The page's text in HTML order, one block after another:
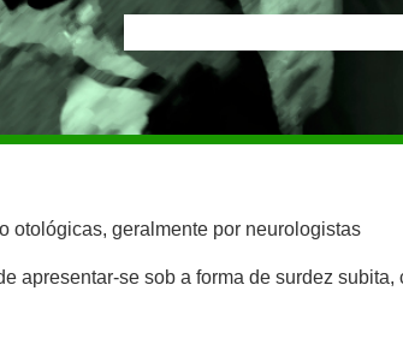
otológicas, geralmente por neurologistas
apresentar-se sob a forma de surdez subita,